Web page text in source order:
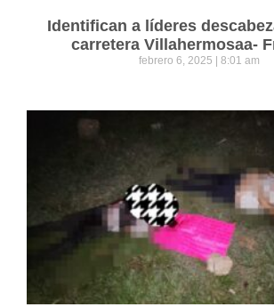
Identifican a líderes
carretera Villahermosaa-
febrero 6, 2025 8:01 am